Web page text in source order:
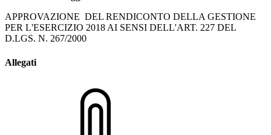
APPROVAZIONE DEL RENDICONTO DELLA GESTIONE
PER L'ESERCIZIO 2018 AI SENSI DELL'ART. 227 DEL
D.LGS. N. 267/2000
Allegati